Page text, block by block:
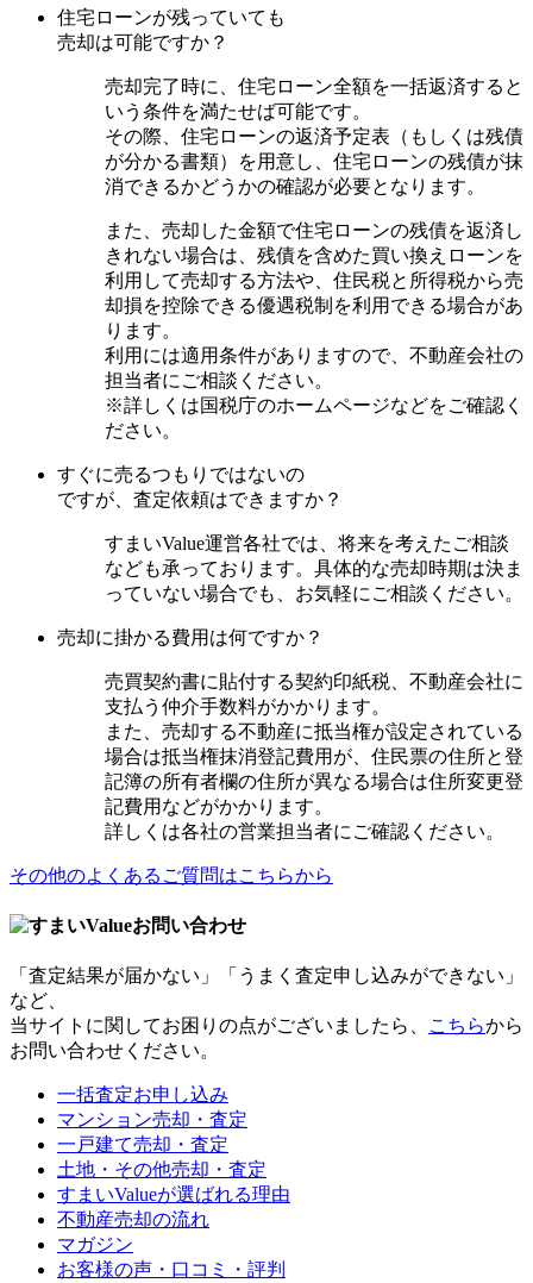
住宅ローンが残っていても
売却は可能ですか？
売却完了時に、住宅ローン全額を一括返済すると
いう条件を満たせば可能です。
その際、住宅ローンの返済予定表（もしくは残債
が分かる書類）を用意し、住宅ローンの残債が抹
消できるかどうかの確認が必要となります。
また、売却した金額で住宅ローンの残債を返済し
きれない場合は、残債を含めた買い換えローンを
利用して売却する方法や、住民税と所得税から売
却損を控除できる優遇税制を利用できる場合があ
ります。
利用には適用条件がありますので、不動産会社の
担当者にご相談ください。
※詳しくは国税庁のホームページなどをご確認く
ださい。
すぐに売るつもりではないの
ですが、査定依頼はできますか？
すまいValue運営各社では、将来を考えたご相談
なども承っております。具体的な売却時期は決ま
っていない場合でも、お気軽にご相談ください。
売却に掛かる費用は何ですか？
売買契約書に貼付する契約印紙税、不動産会社に
支払う仲介手数料がかかります。
また、売却する不動産に抵当権が設定されている
場合は抵当権抹消登記費用が、住民票の住所と登
記簿の所有者欄の住所が異なる場合は住所変更登
記費用などがかかります。
詳しくは各社の営業担当者にご確認ください。
その他のよくあるご質問はこちらから
お問い合わせ
「査定結果が届かない」「うまく査定申し込みができない」
など、
当サイトに関してお困りの点がございましたら、
こちらから
お問い合わせください。
一括査定お申し込み
マンション売却・査定
一戸建て売却・査定
土地・その他売却・査定
すまいValueが選ばれる理由
不動産売却の流れ
マガジン
お客様の声・口コミ・評判